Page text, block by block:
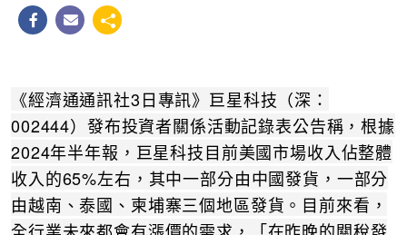
《經濟通通訊社3日專訊》巨星科技（深：
002444）發布投資者關係活動記錄表公告稱，根據
2024年半年報，巨星科技目前美國市場收入佔整體
收入的65%左右，其中一部分由中國發貨，一部分
由越南、泰國、柬埔寨三個地區發貨。目前來看，